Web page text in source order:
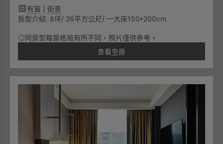
有窗
街景
房型介紹: 8坪/ 26平方公尺/ 一大床150*200cm
◎同房型每房格局有所不同，照片僅供參考。
查看空房